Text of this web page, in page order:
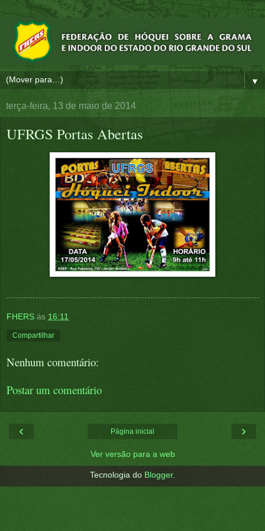
▼
terça-feira, 13 de maio de 2014
UFRGS Portas Abertas
FHERS às 16:11
Compartilhar
Nenhum comentário:
Postar um comentário
‹ ›
Página inicial
Ver versão para a web
Tecnologia do Blogger.